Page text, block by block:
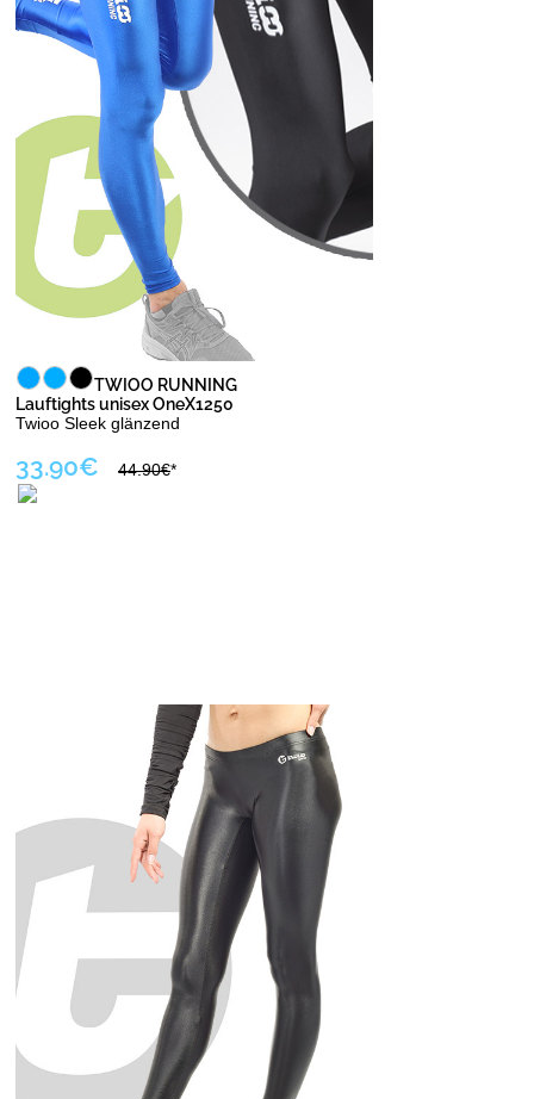
TWIOO RUNNING
Lauftights unisex OneX1250
Twioo Sleek glänzend
33.90€ 44.90€*